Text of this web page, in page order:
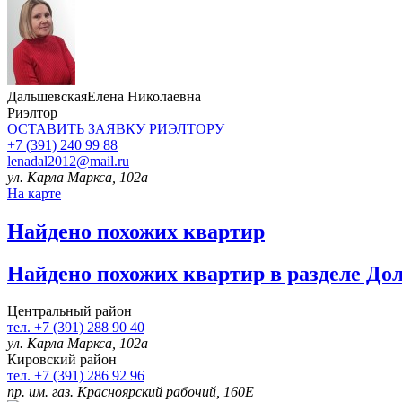
ДальшевскаяЕлена Николаевна
Риэлтор
ОСТАВИТЬ ЗАЯВКУРИЭЛТОРУ
+7 (391) 240 99 88
lenadal2012@mail.ru
ул. Карла Маркса, 102а
На карте
Найдено похожих квартир
Найдено похожих квартир в разделе
Центральный район
тел. +7 (391) 288 90 40
ул. Карла Маркса, 102а
Кировский район
тел. +7 (391) 286 92 96
пр. им. газ. Красноярский рабочий, 160Е